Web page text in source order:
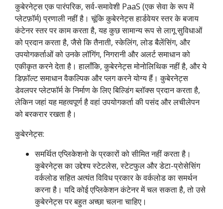
कुबेरनेट्स एक पारंपरिक, सर्व-समावेशी PaaS (एक सेवा के रूप में
प्लेटफ़ॉर्म) प्रणाली नहीं है। चूंकि कुबेरनेट्स हार्डवेयर स्तर के बजाय
कंटेनर स्तर पर काम करता है, यह कुछ सामान्य रूप से लागू सुविधाओं
को प्रदान करता है, जैसे कि तैनाती, स्केलिंग, लोड बैलेंसिंग, और
उपयोगकर्ताओं को उनके लॉगिंग, निगरानी और अलर्ट समाधान को
एकीकृत करने देता है। हालाँकि, कुबेरनेट्स मोनोलिथिक नहीं है, और ये
डिफ़ॉल्ट समाधान वैकल्पिक और प्लग करने योग्य हैं। कुबेरनेट्स
डेवलपर प्लेटफॉर्म के निर्माण के लिए बिल्डिंग ब्लॉक्स प्रदान करता है,
लेकिन जहां यह महत्वपूर्ण है वहां उपयोगकर्ता की पसंद और लचीलेपन
को बरकरार रखता है।
कुबेरनेट्स:
समर्थित एप्लिकेशनो के प्रकारों को सीमित नहीं करता है।
कुबेरनेट्स का उद्देश्य स्टेटलेस, स्टेटफुल और डेटा-प्रोसेसिंग
वर्कलोड सहित अत्यंत विविध प्रकार के वर्कलोड का समर्थन
करना है। यदि कोई एप्लिकेशन कंटेनर में चल सकता है, तो उसे
कुबेरनेट्स पर बहुत अच्छा चलना चाहिए।